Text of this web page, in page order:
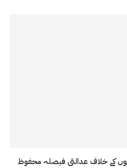
کے خلاف عدالتی فیصلہ محفوظ